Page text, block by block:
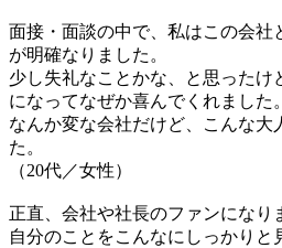
面接・面談の中で、私はこの会社
が明確なりました。
少し失礼なことかな、と思ったけ
になってなぜか喜んでくれました。
なんか変な会社だけど、こんな大
た。
（20代／女性）
正直、会社や社長のファンになり
自分のことをこんなにしっかり